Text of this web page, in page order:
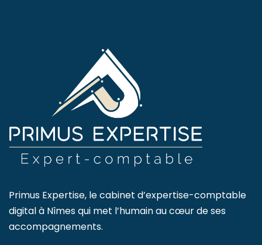
Primus Expertise, le cabinet d’expertise-comptable
digital à Nîmes qui met l’humain au cœur de ses
accompagnements.